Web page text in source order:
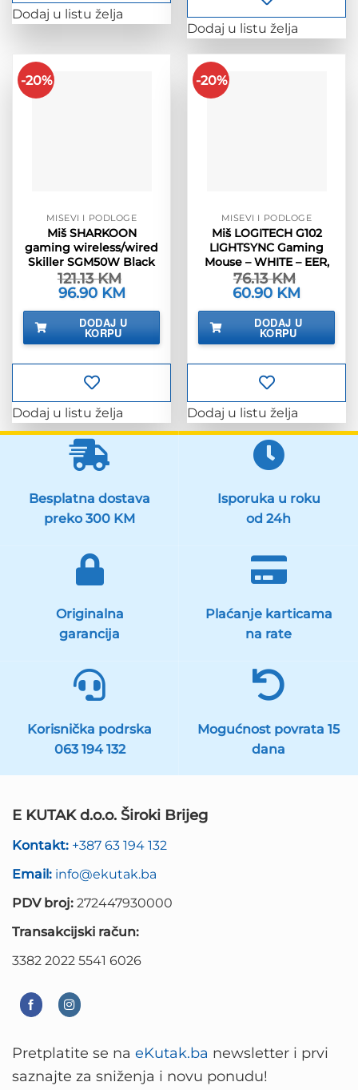
Dodaj u listu želja
Dodaj u listu želja
-20%
MIŠEVI I PODLOGE
Miš SHARKOON
gaming wireless/wired
Skiller SGM50W Black
121.13KM
Izvorna
cijena
bila
121.13 KM.
96.90 KM
je:
96.90 KM.
DODAJ U
KORPU
Dodaj u listu želja
-20%
MIŠEVI I PODLOGE
Miš LOGITECH G102
LIGHTSYNC Gaming
Mouse – WHITE – EER,
76.13KM
Izvorna
cijena
bila
76.13 KM.
60.90 KM
je:
60.90 KM.
DODAJ U
KORPU
Dodaj u listu želja
Besplatna dostava
preko 300 KM
Isporuka u roku
od 24h
Originalna
garancija
Plaćanje karticama
na rate
Korisnička podrska
063 194 132
Mogućnost povrata 15
dana
E KUTAK d.o.o. Široki Brijeg
Kontakt: +387 63 194 132
Email: info@ekutak.ba
PDV broj: 272447930000
Transakcijski račun:
3382 2022 5541 6026
Pretplatite se na eKutak.ba newsletter i prvi
saznajte za sniženja i novu ponudu!